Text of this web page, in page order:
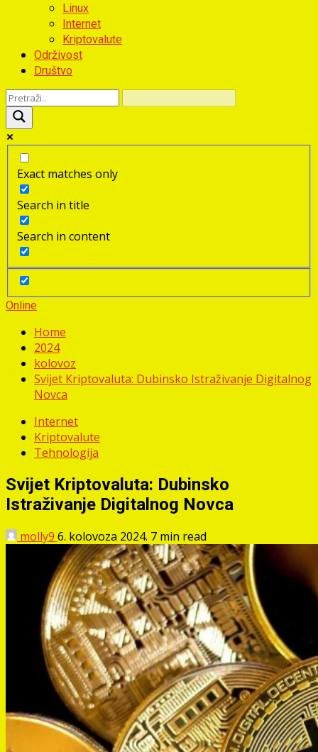
Linux
Internet
Kriptovalute
Održivost
Društvo
Exact matches only
Search in title
Search in content
Online
Home
2024
kolovoz
Svijet Kriptovaluta: Dubinsko Istraživanje Digitalnog
Novca
Internet
Kriptovalute
Tehnologija
Svijet Kriptovaluta: Dubinsko
Istraživanje Digitalnog Novca
molly9 6. kolovoza 2024. 7 min read